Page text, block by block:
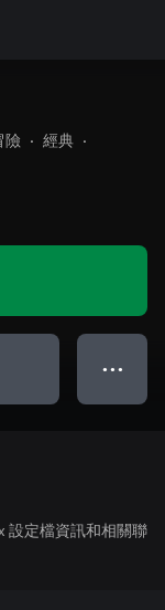
險 • 經典
•
● ● ●
設定檔資訊和相關聯